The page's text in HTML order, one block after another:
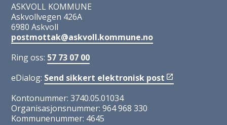
ASKVOLL KOMMUNE
Askvollvegen 426A
6980 Askvoll
postmottak@askvoll.kommune.no
Ring oss: 57 73 07 00
eDialog: Send sikkert elektronisk post
Kontonummer: 3740.05.01034
Organisasjonsnummer: 964 968 330
Kommunenummer: 4645